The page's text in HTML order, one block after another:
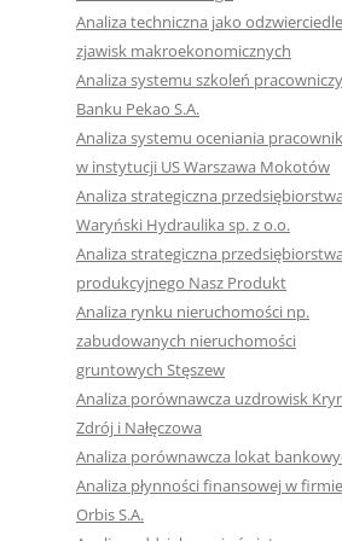
NAPISAĆ PRACĘ DYPLOMOWĄ
JAK PRZYGOTOWAĆ SIĘ DO
USTNEGO EGZAMINU
DYPLOMOWEGO?
HIPOTEZY W PRACACH
DYPLOMOWYCH
JAK PRZYGOTOWAĆ SIĘ DO
OBRONY PRACY DYPLOMOWEJ
Analiza techniczna jako
zjawisk makroekonomicznych
Analiza systemu szkoleń
Banku Pekao S.A.
Analiza systemu oceniania
w instytucji US Warszawa Mokotów
Analiza strategiczna przedsiębiorstwa
Waryński Hydraulika sp. z o.o.
Analiza strategiczna przedsiębiorstwa
produkcyjnego Nasz Produkt
Analiza rynku nieruchomości np.
zabudowanych nieruchomości
gruntowych Stęszew
Analiza porównawcza uzdrowisk
Zdrój i Nałęczowa
Analiza porównawcza lokat
Analiza płynności finansowej w firmie
Orbis S.A.